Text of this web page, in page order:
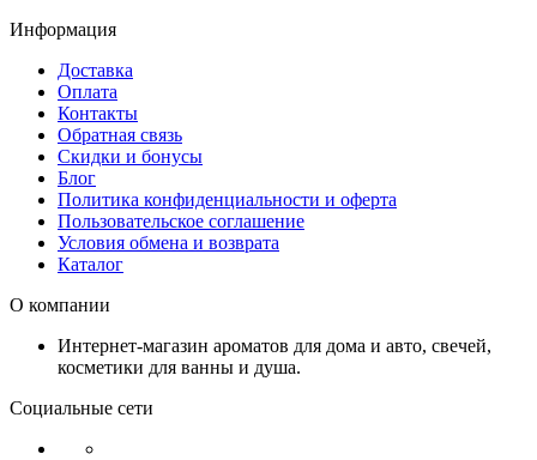
Информация
Доставка
Оплата
Контакты
Обратная связь
Скидки и бонусы
Блог
Политика конфиденциальности и оферта
Пользовательское соглашение
Условия обмена и возврата
Каталог
О компании
Интернет-магазин ароматов для дома и авто, свечей,
косметики для ванны и душа.
Социальные сети